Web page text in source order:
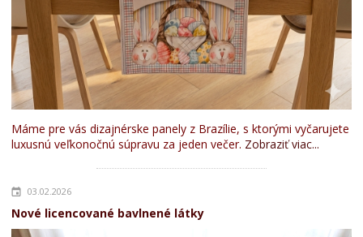
Máme pre vás dizajnérske panely z Brazílie, s ktorými vyčarujete
luxusnú veľkonočnú súpravu za jeden večer. Zobraziť viac...
03.02.2026
Nové licencované bavlnené látky